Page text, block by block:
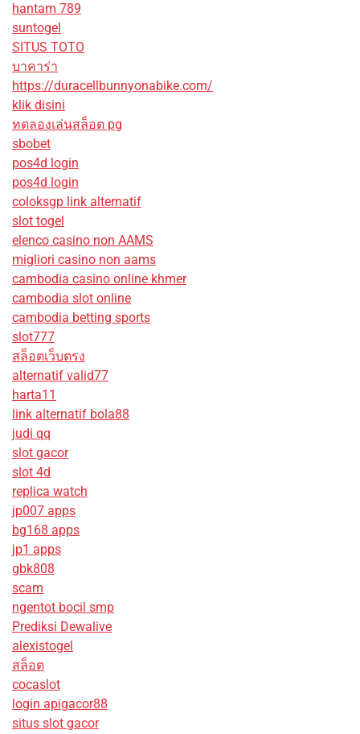
hantam 789
suntogel
SITUS TOTO
บาคาร่า
https://duracellbunnyonabike.com/
klik disini
ทดลองเล่นสล็อต pg
sbobet
pos4d login
pos4d login
coloksgp link alternatif
slot togel
elenco casino non AAMS
migliori casino non aams
cambodia casino online khmer
cambodia slot online
cambodia betting sports
slot777
สล็อตเว็บตรง
alternatif valid77
harta11
link alternatif bola88
judi qq
slot gacor
slot 4d
replica watch
jp007 apps
bg168 apps
jp1 apps
gbk808
scam
ngentot bocil smp
Prediksi Dewalive
alexistogel
สล็อต
cocaslot
login apigacor88
situs slot gacor